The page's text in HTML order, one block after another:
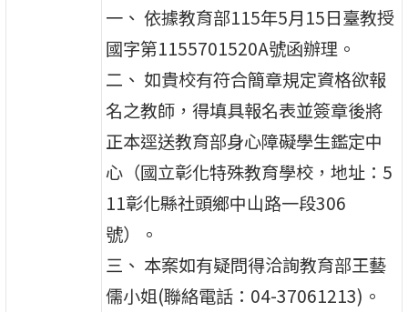
一、 依據教育部115年5月15日臺教授
國字第1155701520A號函辦理。
二、 如貴校有符合簡章規定資格欲報
名之教師，得填具報名表並簽章後將
正本逕送教育部身心障礙學生鑑定中
心（國立彰化特殊教育學校，地址：5
11彰化縣社頭鄉中山路一段306
號）。
三、 本案如有疑問得洽詢教育部王藝
儒小姐(聯絡電話：04-37061213)。